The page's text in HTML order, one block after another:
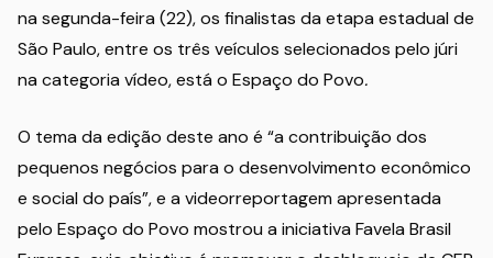
na segunda-feira (22), os finalistas da etapa estadual de
São Paulo, entre os três veículos selecionados pelo júri
na categoria vídeo, está o Espaço do Povo.
O tema da edição deste ano é “a contribuição dos
pequenos negócios para o desenvolvimento econômico
e social do país”, e a videorreportagem apresentada
pelo Espaço do Povo mostrou a iniciativa Favela Brasil